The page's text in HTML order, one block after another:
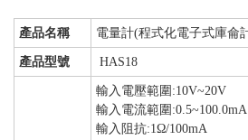
產品名稱 電量計(程式化電子式庫侖
產品型號 HAS18
輸入電壓範圍:10V~20V
輸入電流範圍:0.5~100.0mA
輸入阻抗:1Ω/100mA